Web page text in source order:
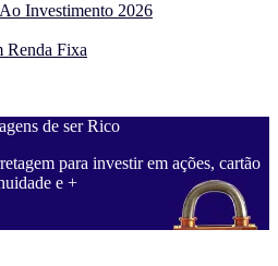
Investimento 2026
Renda Fixa
de ser Rico
para investir em ações, cartão
e +